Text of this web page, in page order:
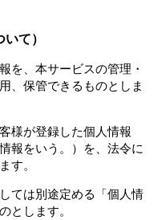
て）
を、本サービスの管理・
、保管できるものとしま
様が登録した個人情報
報をいう。）を、法令に
す。
ては別途定める「個人情
とします。